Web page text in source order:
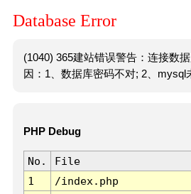
Database Error
(1040) 365建站错误警告：连接数
因：1、数据库密码不对; 2、mysql
PHP Debug
No. File
1
/index.php